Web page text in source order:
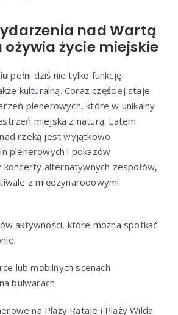
nad Wartą
ożywia życie miejskie
pełni dziś nie tylko funkcję
kulturalną. Coraz częściej staje
plenerowych, które w unikalny
miejską z naturą. Latem
rzeką jest wyjątkowo
plenerowych i pokazów
alternatywnych zespołów,
z międzynarodowymi
aktywności, które można spotkać
lub mobilnych scenach
bulwarach
na Plaży Rataje i Plaży Wilda